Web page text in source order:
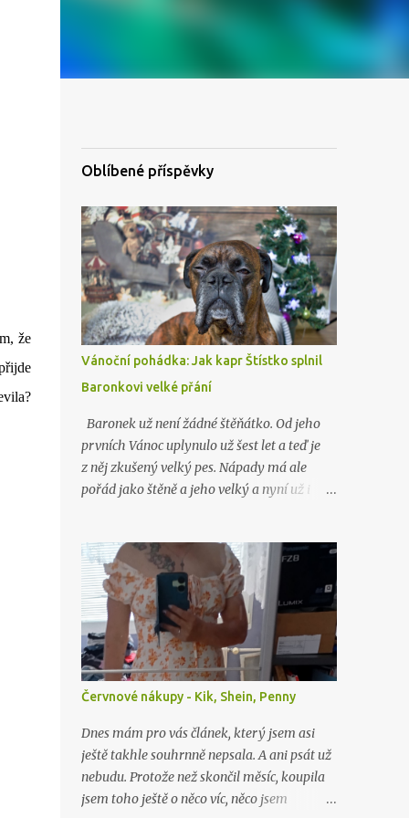
že
Oblíbené příspěvky
Vánoční pohádka: Jak kapr Štístko splnil
Baronkovi velké přání
Baronek už není žádné štěňátko. Od jeho
prvních Vánoc uplynulo už šest let a teď je
z něj zkušený velký pes. Nápady má ale
pořád jako štěně a jeho velký a nyní už i
Vánocích…
Červnové nákupy - Kik, Shein, Penny
Dnes mám pro vás článek, který jsem asi
ještě takhle souhrnně nepsala. A ani psát už
nebudu. Protože než skončil měsíc, koupila
jsem toho ještě o něco víc, něco jsem